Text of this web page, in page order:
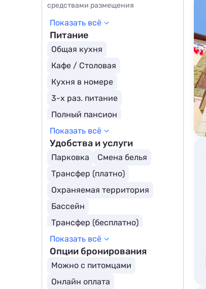
Курортные отели
Молодежные отели
средствами размещения
Показать всё
Питание
Общая кухня
Кафе / Столовая
Кухня в номере
3-х раз. питание
Полный пансион
Шведский стол
Детское меню
Ресторан
Заказное меню
Все включено
Показать всё
Удобства и услуги
Парковка
Смена белья
Трансфер (платно)
Охраняемая территория
Бассейн
Трансфер (бесплатно)
Открытый бассейн
Бассейн с подогревом
Детский бассейн
Показать всё
Опции бронирования
Можно с питомцами
Онлайн оплата